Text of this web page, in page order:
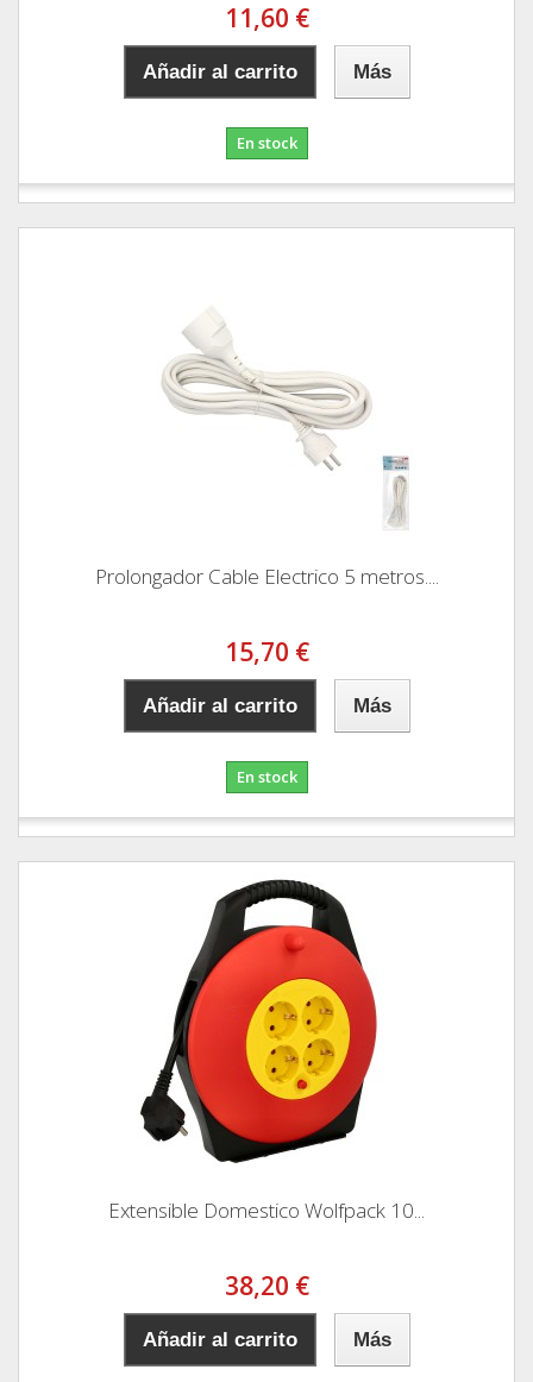
11,60 €
Añadir al carrito Más
En stock
Prolongador Cable Electrico 5 metros....
15,70 €
Añadir al carrito Más
En stock
Extensible Domestico Wolfpack 10...
38,20 €
Añadir al carrito Más